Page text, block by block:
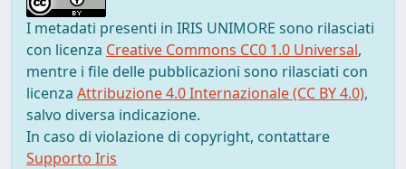
I metadati presenti in IRIS UNIMORE sono rilasciati
con licenza Creative Commons CC0 1.0 Universal,
mentre i file delle pubblicazioni sono rilasciati con
licenza Attribuzione 4.0 Internazionale (CC BY 4.0),
salvo diversa indicazione.
In caso di violazione di copyright, contattare
Supporto Iris